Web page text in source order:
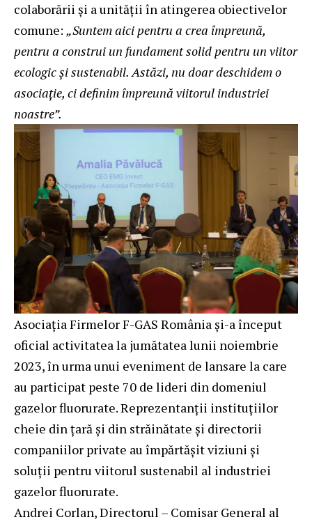
colaborării și a unității în atingerea obiectivelor
comune: „Suntem aici pentru a crea împreună,
pentru a construi un fundament solid pentru un viitor
ecologic și sustenabil. Astăzi, nu doar deschidem o
asociație, ci definim împreună viitorul industriei
noastre”.
Asociația Firmelor F-GAS România și-a început
oficial activitatea la jumătatea lunii noiembrie
2023, în urma unui eveniment de lansare la care
au participat peste 70 de lideri din domeniul
gazelor fluorurate. Reprezentanții instituțiilor
cheie din țară și din străinătate și directorii
companiilor private au împărtășit viziuni și
soluții pentru viitorul sustenabil al industriei
gazelor fluorurate.
Andrei Corlan, Directorul – Comisar General al